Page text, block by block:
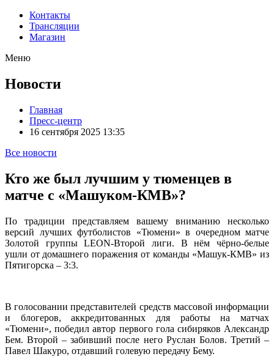
Контакты
Трансляции
Магазин
Меню
Новости
Главная
Пресс-центр
16 сентября 2025 13:35
Все новости
Кто же был лучшим у тюменцев в
матче с «Машуком-КМВ»?
По традиции представляем вашему вниманию несколько
версий лучших футболистов «Тюмени» в очередном матче
Золотой группы LEON-Второй лиги. В нём чёрно-белые
ушли от домашнего поражения от команды «Машук-КМВ» из
Пятигорска – 3:3.
В голосовании представителей средств массовой информации
и блогеров, аккредитованных для работы на матчах
«Тюмени», победил автор первого гола сибиряков Александр
Бем. Второй – забивший после него Руслан Болов. Третий –
Павел Шакуро, отдавший голевую передачу Бему.